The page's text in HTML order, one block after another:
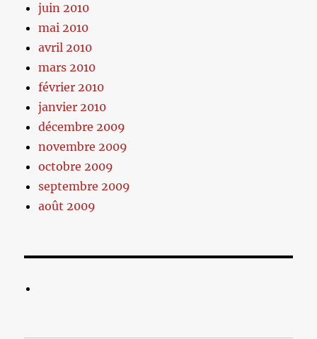
juin 2010
mai 2010
avril 2010
mars 2010
février 2010
janvier 2010
décembre 2009
novembre 2009
octobre 2009
septembre 2009
août 2009